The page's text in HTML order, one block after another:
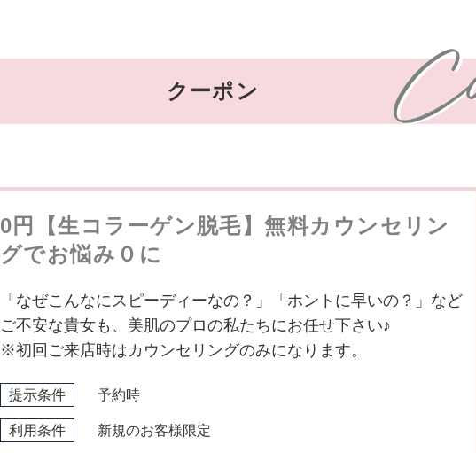
クーポン
0円【生コラーゲン脱毛】無料カウンセリン
グでお悩み０に
「なぜこんなにスピーディーなの？」「ホントに早いの？」など
ご不安な貴女も、美肌のプロの私たちにお任せ下さい♪
※初回ご来店時はカウンセリングのみになります。
提示条件 予約時
利用条件 新規のお客様限定